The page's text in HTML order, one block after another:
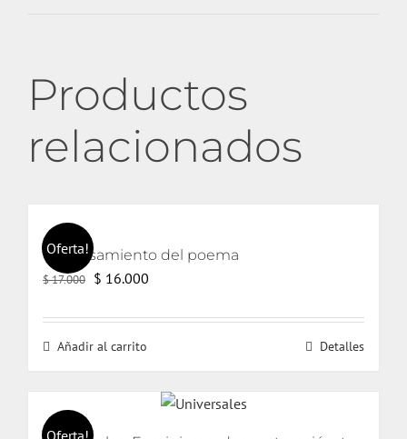
Productos
relacionados
Oferta!
El pensamiento del poema
$17.000 El
original
era:
$ 16.000
actual
Añadir al carrito Detalles
Oferta!